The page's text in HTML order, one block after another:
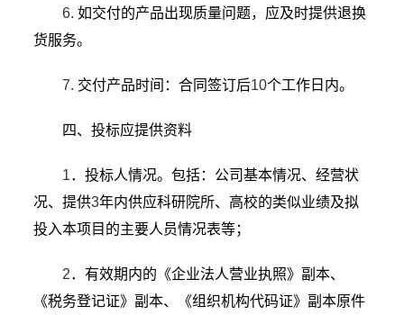
6.如交付的产品出现质量问题，应及时提供退换
货服务。
7. 交付产品时间：合同签订后10个工作日内。
四、投标应提供资料
1．投标人情况。包括：公司基本情况、经营状
况、提供3年内供应科研院所、高校的类似业绩及拟
投入本项目的主要人员情况表等；
2．有效期内的《企业法人营业执照》副本、
《税务登记证》副本、《组织机构代码证》副本原件